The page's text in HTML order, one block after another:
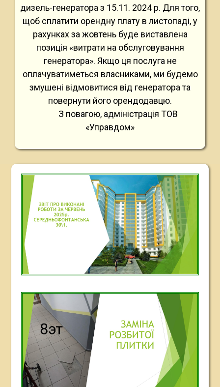
дизель-генератора з 15.11. 2024 р. Для того,
щоб сплатити орендну плату в листопаді, у
рахунках за жовтень буде виставлена
позиція «витрати на обслуговування
генератора». Якщо ця послуга не
оплачуватиметься власниками, ми будемо
змушені відмовитися від генератора та
повернути його орендодавцю.
З повагою, адміністрація ТОВ
«Управдом»